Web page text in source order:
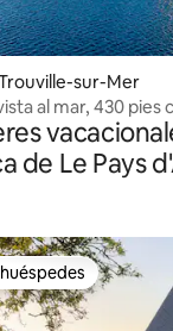
sur-Mer
al mar, 430 pies
de Le Pays
preferido